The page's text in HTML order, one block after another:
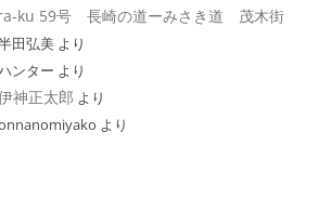
ku 59号 長崎の道ーみさき道 茂木街
田弘美 より
ンター より
神正太郎 より
より